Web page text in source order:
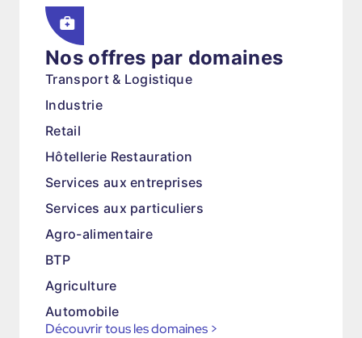
Nos offres par domaines
Transport & Logistique
Industrie
Retail
Hôtellerie Restauration
Services aux entreprises
Services aux particuliers
Agro-alimentaire
BTP
Agriculture
Automobile
Découvrir tous les domaines >